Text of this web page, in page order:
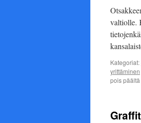
valtiolle.
Kategoriat:
yrittäminen
pois päältä